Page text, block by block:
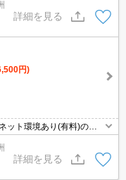
詳細を見る
円)
ット環境あり(有料)の単
詳細を見る